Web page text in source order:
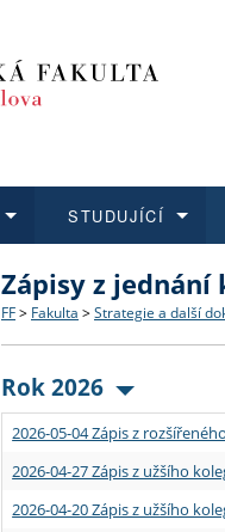
Struktura a historie
Strategie a další
Podpora a benefity pro
Absolventi fakulty
Co studovat a jak se
Učitelské studijní
Informace k průběhu
STUDUJÍCÍ
Bakalářské a magisterské
Doktorské studium
Rigorózní řízení
O vědě a výzkumu na FF
Akademické kvalifikace
Granty a projekty
Aktuální nabídky a
Vyjíždějící studenti
Přijíždějící studenti
Vyjíždějící zaměstnanci
Zápisy z jednání
FF > Fakulta > Strategie a další
Rok 2026
2026-05-04 Zápis z
2026-04-27 Zápis z užšího
2026-04-20 Zápis z užšího